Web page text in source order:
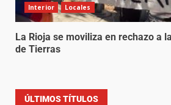
Interior Locales
La Rioja se moviliza en rechazo a
de Tierras
ÚLTIMOS TÍTULOS